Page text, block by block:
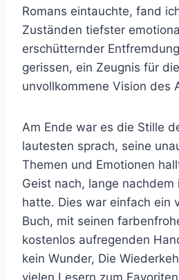
Romans eintauchte, fand
Zuständen tiefster
erschütternder
gerissen, ein Zeugnis für
unvollkommene Vision des
Am Ende war es die Stille
lautesten sprach, seine
Themen und Emotionen
Geist nach, lange nachdem
hatte. Dies war einfach ein
Buch, mit seinen
kostenlos aufregenden
kein Wunder, Die
vielen Lesern zum